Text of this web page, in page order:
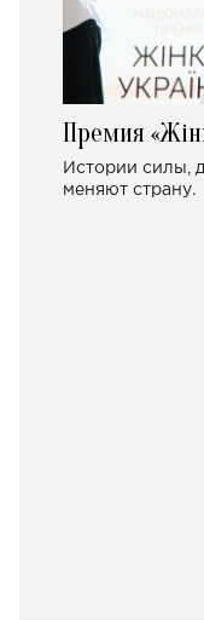
Премия
Истории силы,
меняют страну.